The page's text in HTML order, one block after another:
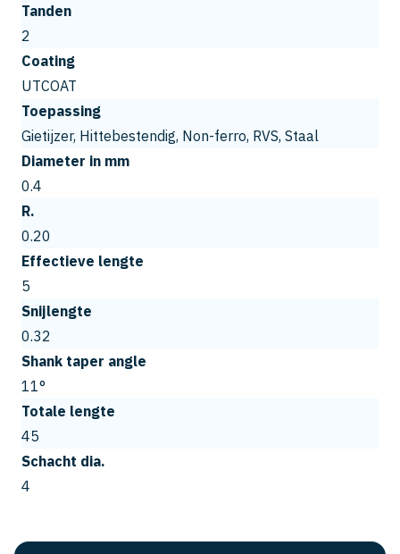
Tanden
2
Coating
UTCOAT
Toepassing
Gietijzer, Hittebestendig, Non-ferro, RVS, Staal
Diameter in mm
0.4
R.
0.20
Effectieve lengte
5
Snijlengte
0.32
Shank taper angle
11°
Totale lengte
45
Schacht dia.
4